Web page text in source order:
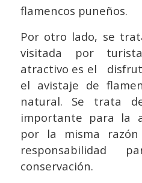
flamencos puneños.
Por otro lado, se
visitada por
atractivo es el
el avistaje de
natural. Se trata
importante para la
por la misma
responsabilidad
conservación.